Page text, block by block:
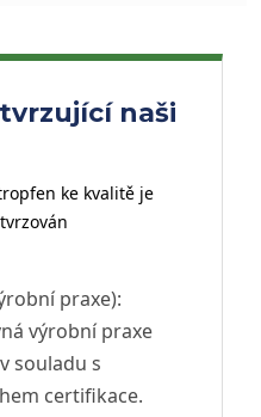
naši
ke kvalitě je
praxe):
výrobní praxe
souladu s
certifikace.